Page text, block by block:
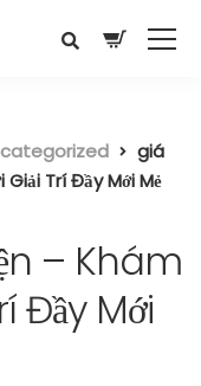
giá
Trí Đầy Mới Mẻ
– Khám
Đầy Mới